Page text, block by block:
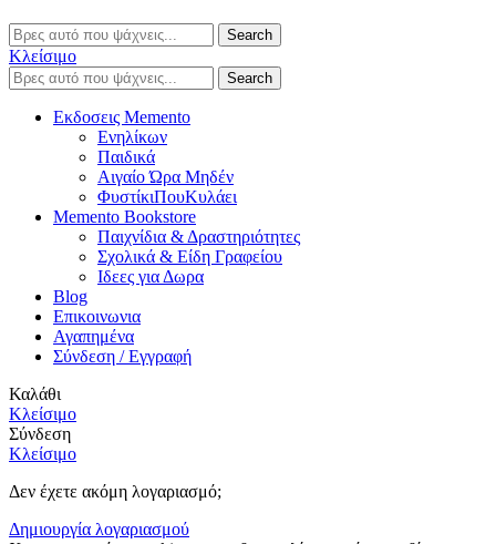
Search
Κλείσιμο
Search
Εκδοσεις Memento
Ενηλίκων
Παιδικά
Αιγαίο Ώρα Μηδέν
ΦυστίκιΠουΚυλάει
Memento Bookstore
Παιχνίδια & Δραστηριότητες
Σχολικά & Είδη Γραφείου
Ιδεες για Δωρα
Blog
Επικοινωνια
Αγαπημένα
Σύνδεση / Εγγραφή
Καλάθι
Κλείσιμο
Σύνδεση
Κλείσιμο
Δεν έχετε ακόμη λογαριασμό;
Δημιουργία λογαριασμού